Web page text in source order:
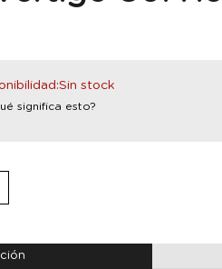
stock
significa esto?